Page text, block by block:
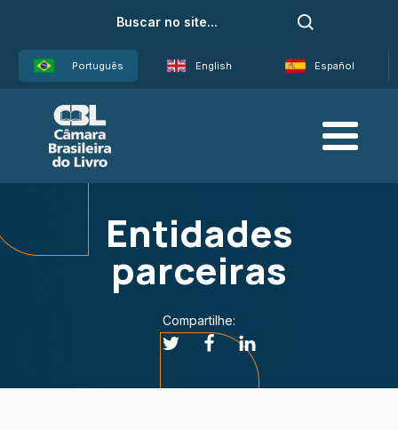
Português English Español
Entidades
parceiras
Compartilhe: